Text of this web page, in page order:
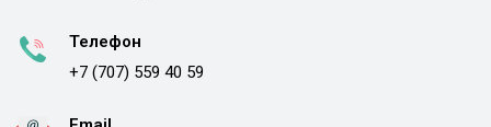
Телефон
+7 (707) 559 40 59